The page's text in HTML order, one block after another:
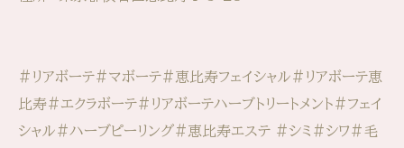
#リアボーテ#マボーテ#恵比寿フェイシャル#リアボーテ恵
比寿#エクラボーテ#リアボーテハーブトリートメント#フェイ
シャル#ハーブピーリング#恵比寿エステ #シミ#シワ#毛